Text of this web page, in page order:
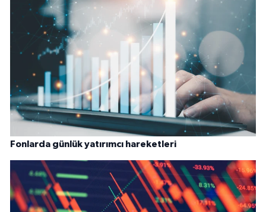
Fonlarda günlük yatırımcı hareketleri